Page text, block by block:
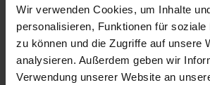
Wir verwenden Cookies, um Inhalte
personalisieren, Funktionen für soziale
zu können und die Zugriffe auf unsere
analysieren. Außerdem geben wir
Verwendung unserer Website an
kreative Arbeitsbereiche, in denen ein
und praktische Ablagemöglichkeiten
Zwei offene Regale: Ideal zur